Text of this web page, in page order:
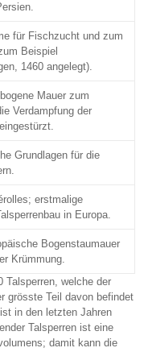
für Fischzucht und zum
Beispiel
1460 angelegt).
Mauer zum
Verdampfung der
Grundlagen für die
erstmalige
in Europa.
Bogenstaumauer
Krümmung.
Talsperren, welche der
grösste Teil davon befindet
in den letzten Jahren
Talsperren ist eine
damit kann die